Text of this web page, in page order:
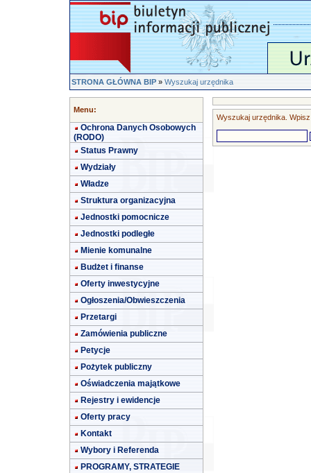
STRONA GŁÓWNA BIP»Wyszukaj urzędnika
Menu:
Ochrona Danych Osobowych
(RODO)
Status Prawny
Wydziały
Władze
Struktura organizacyjna
Jednostki pomocnicze
Jednostki podległe
Mienie komunalne
Budżet i finanse
Oferty inwestycyjne
Ogłoszenia/Obwieszczenia
Przetargi
Zamówienia publiczne
Petycje
Pożytek publiczny
Oświadczenia majątkowe
Rejestry i ewidencje
Oferty pracy
Kontakt
Wybory i Referenda
PROGRAMY, STRATEGIE
Wyszukaj urzędnika.